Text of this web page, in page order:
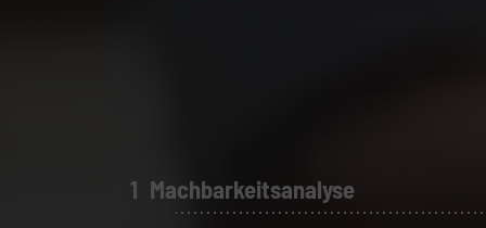
Machbarkeitsanalyse